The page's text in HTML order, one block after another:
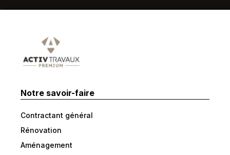
Notre savoir-faire
Contractant général
Rénovation
Aménagement